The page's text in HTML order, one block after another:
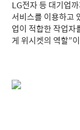
LG전자 등 대기업
서비스를 이용하고
업이 적합한 작업자
게 위시켓의 역할”